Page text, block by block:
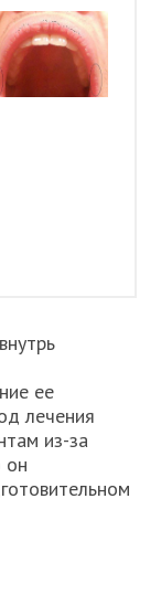
ее
лечения
из-за
он